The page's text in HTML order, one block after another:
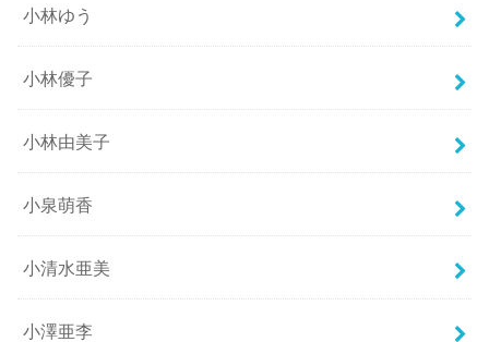
小林ゆう
小林優子
小林由美子
小泉萌香
小清水亜美
小澤亜李